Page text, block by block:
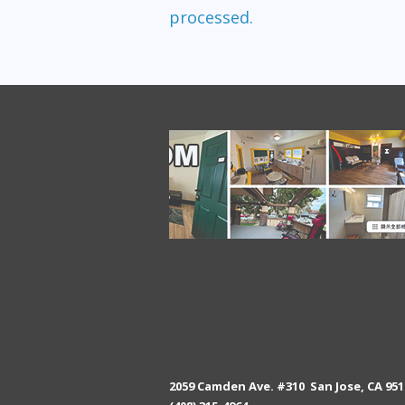
processed.
2059 Camden Ave. #310 San Jose, CA